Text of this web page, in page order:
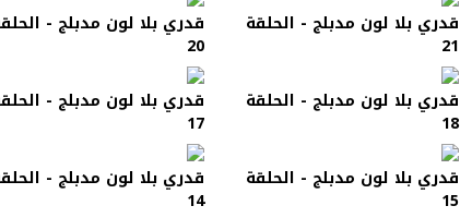
قدري بلا لون مدبلج - الحلقة
21
قدري بلا لون مدبلج -
20
قدري بلا لون مدبلج - الحلقة
18
قدري بلا لون مدبلج -
17
قدري بلا لون مدبلج - الحلقة
15
قدري بلا لون مدبلج -
14